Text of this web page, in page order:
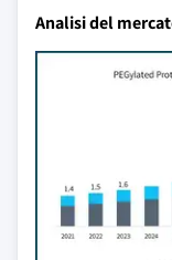
Analisi del